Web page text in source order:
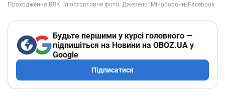
Будьте першими у курсі головного —
підпишіться на Новини на OBOZ.UA у
Google
Підписатися